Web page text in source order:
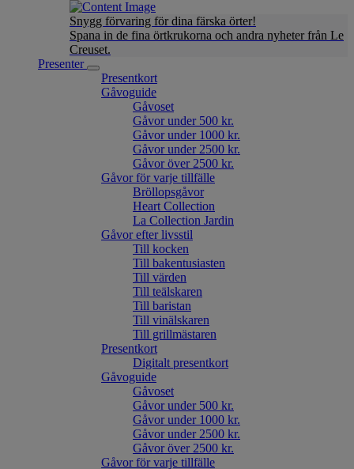
Snygg förvaring för dina färska örter!
Spana in de fina örtkrukorna och andra nyheter från Le
Creuset.
Presenter
Presentkort
Gåvoguide
Gåvoset
Gåvor under 500 kr.
Gåvor under 1000 kr.
Gåvor under 2500 kr.
Gåvor över 2500 kr.
Gåvor för varje tillfälle
Bröllopsgåvor
Heart Collection
La Collection Jardin
Gåvor efter livsstil
Till kocken
Till bakentusiasten
Till värden
Till teälskaren
Till baristan
Till vinälskaren
Till grillmästaren
Presentkort
Digitalt presentkort
Gåvoguide
Gåvoset
Gåvor under 500 kr.
Gåvor under 1000 kr.
Gåvor under 2500 kr.
Gåvor över 2500 kr.
Gåvor för varje tillfälle